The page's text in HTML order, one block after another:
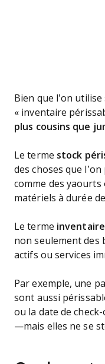
Bien que l’on
« inventaire
plus cousins que
Le terme stock
des choses que l’on
comme des yaourts
matériels à durée
Le terme
non seulement des
actifs ou services
Par exemple, une
sont aussi
ou la date de
—mais elles ne se